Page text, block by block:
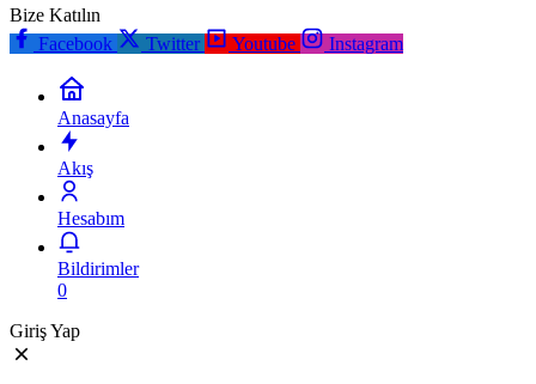
Bize Katılın
Facebook
Twitter Youtube Instagram
Anasayfa
Akış
Hesabım
Bildirimler
0
Giriş Yap